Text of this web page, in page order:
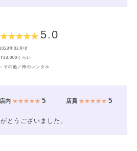
5.0
年02月頃
くらい
その他／袴のレンタル
店内★★★★★ 5 店員 ★★★★★5
とうございました。